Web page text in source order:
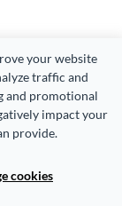
your website
traffic and
and promotional
impact your
provide.
cookies